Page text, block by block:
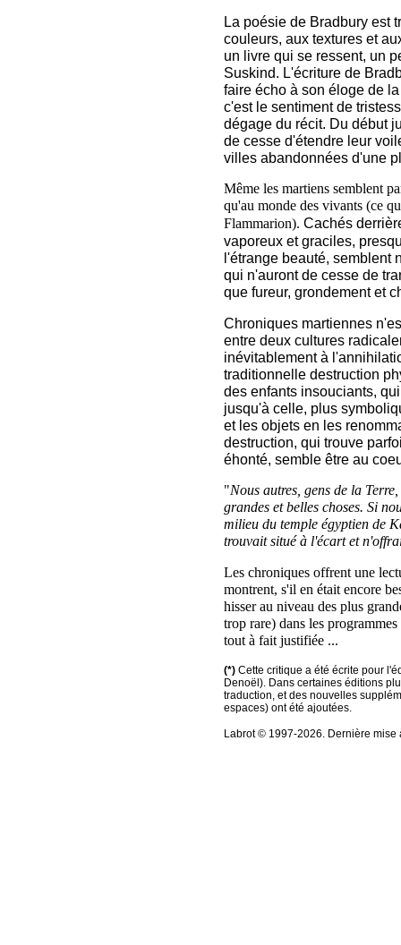
La poésie de Bradbury est
couleurs, aux textures et
un livre qui se ressent, un
Suskind. L'écriture de
faire écho à son éloge de
c'est le sentiment de
dégage du récit. Du début
de cesse d'étendre leur
villes abandonnées d'une
Même les martiens semblent
qu'au monde des vivants (ce
Flammarion). Cachés
vaporeux et graciles,
l'étrange beauté, semblent
qui n'auront de cesse de
que fureur, grondement et
Chroniques martiennes
entre deux cultures
inévitablement à
traditionnelle destruction
des enfants insouciants,
jusqu'à celle, plus
et les objets en les
destruction, qui trouve
éhonté, semble être au
"Nous autres, gens de la
grandes et belles choses. Si
milieu du temple égyptien de
trouvait situé à l'écart et
Les chroniques offrent une
montrent, s'il en était encore
hisser au niveau des plus
trop rare) dans les
tout à fait justifiée ...
(*) Cette critique a été écrite pour
Denoël). Dans certaines éditions
traduction, et des nouvelles
espaces) ont été ajoutées.
Labrot © 1997-2026. Dernière mise